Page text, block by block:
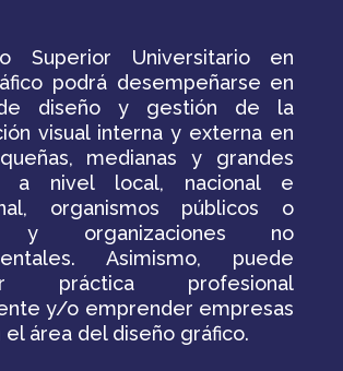
Superior Universitario en
podrá desempeñarse en
diseño y gestión de la
visual interna y externa en
medianas y grandes
a nivel local, nacional e
organismos públicos o
y organizaciones no
Asimismo, puede
práctica profesional
y/o emprender empresas
el área del diseño gráfico.